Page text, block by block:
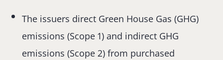
The issuers direct Green House Gas (GHG)
emissions (Scope 1) and indirect GHG
emissions (Scope 2) from purchased